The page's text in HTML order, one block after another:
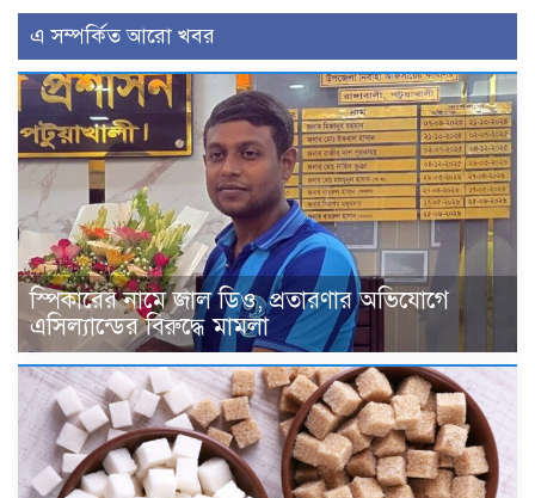
এ সম্পর্কিত আরো খবর
স্পিকারের নামে জাল ডিও, প্রতারণার অভিযোগে
এসিল্যান্ডের বিরুদ্ধে মামলা